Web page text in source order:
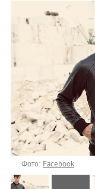
Фото: Facebook